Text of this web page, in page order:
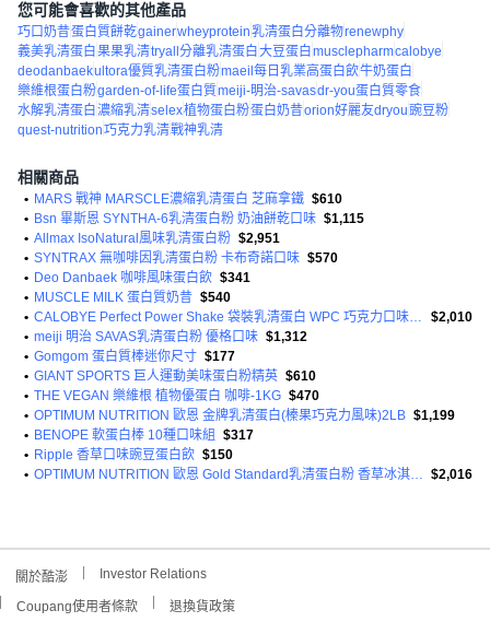
您可能會喜歡的其他產品
巧口奶昔蛋白質餅乾gainerwheyprotein乳清蛋白分離物renewphy
義美乳清蛋白 果果乳清tryall分離乳清蛋白 大豆蛋白 musclepharmcalobye
deodanbaekultora優質乳清蛋白粉maeil每日乳業高蛋白飲牛奶蛋白
樂維根蛋白粉garden-of-life蛋白質meiji-明治-savasdr-you蛋白質零食
水解乳清蛋白 濃縮乳清selex植物蛋白粉蛋白奶昔orion好麗友dryou豌豆粉
quest-nutrition巧克力乳清戰神乳清
相關商品
• MARS 戰神 MARSCLE濃縮乳清蛋白 芝麻拿鐵 $610
• Bsn 畢斯恩 SYNTHA-6乳清蛋白粉 奶油餅乾口味 $1,115
• Allmax IsoNatural風味乳清蛋白粉 $2,951
• SYNTRAX 無咖啡因乳清蛋白粉 卡布奇諾口味 $570
• Deo Danbaek 咖啡風味蛋白飲 $341
• MUSCLE MILK 蛋白質奶昔 $540
•
CALOBYE Perfect Power Shake 袋裝乳清蛋白 WPC 巧克力口味 蛋白質補充品 蛋白質
$2,010
• meiji 明治 SAVAS乳清蛋白粉 優格口味 $1,312
• Gomgom 蛋白質棒迷你尺寸 $177
• GIANT SPORTS 巨人運動美味蛋白粉精英 $610
• THE VEGAN 樂維根 植物優蛋白 咖啡-1KG $470
• OPTIMUM NUTRITION 歐恩 金牌乳清蛋白(榛果巧克力風味)2LB $1,199
• BENOPE 軟蛋白棒 10種口味組
$317
• Ripple 香草口味豌豆蛋白飲 $150
•
OPTIMUM NUTRITION 歐恩 Gold Standard乳清蛋白粉 香草冰淇淋風味 $2,016
關於酷澎 Investor Relations
Coupang使用者條款 退換貨政策